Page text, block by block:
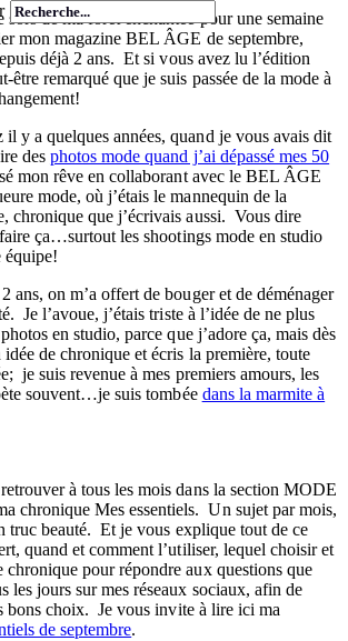
de ma forêt enchantée pour une semaine
mon magazine BEL ÂGE de septembre,
déjà 2 ans. Et si vous avez lu l’édition
être remarqué que je suis passée de la mode à
il y a quelques années, quand je vous avais dit
des photos mode quand j’ai dépassé mes 50
mon rêve en collaborant avec le BEL ÂGE
mode, où j’étais le mannequin de la
chronique que j’écrivais aussi. Vous dire
ça…surtout les shootings mode en studio
équipe!
ans, on m’a offert de bouger et de déménager
Je l’avoue, j’étais triste à l’idée de ne plus
en studio, parce que j’adore ça, mais dès
de chronique et écris la première, toute
je suis revenue à mes premiers amours, les
souvent…je suis tombée dans la marmite à
à tous les mois dans la section MODE
chronique Mes essentiels. Un sujet par mois,
truc beauté. Et je vous explique tout de ce
quand et comment l’utiliser, lequel choisir et
pour répondre aux questions que
les jours sur mes réseaux sociaux, afin de
bons choix. Je vous invite à lire ici ma
de septembre.